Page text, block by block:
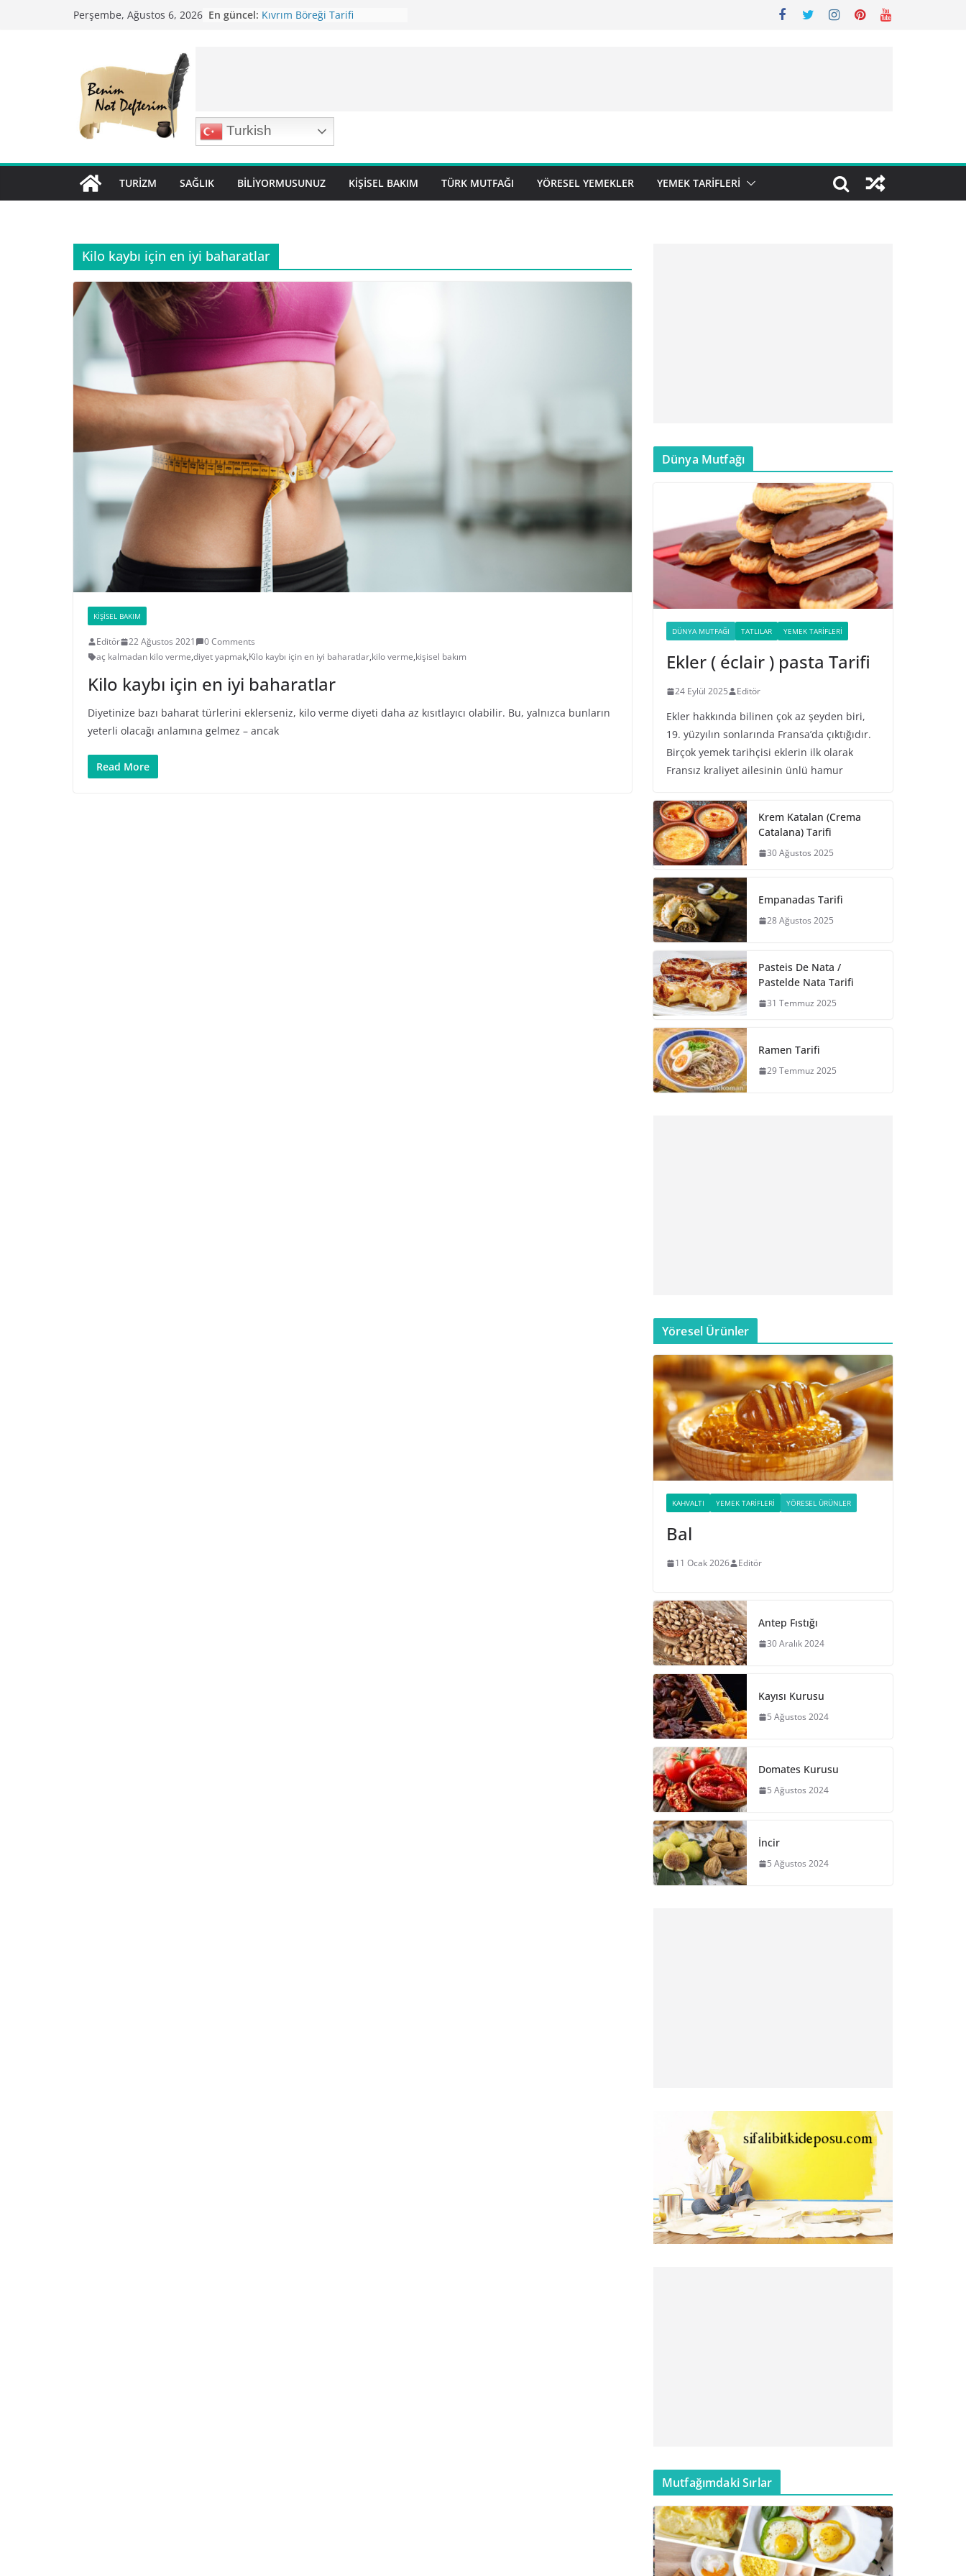
Perşembe, Ağustos 6, 2026 En güncel: Kıvrım Böreği Tarifi
Turkish
TURIZM SAĞLIK BILIYORMUSUNUZ KIŞISEL BAKIM TÜRK MUTFAĞI YÖRESEL YEMEKLER YEMEK TARIFLERI
Kilo kaybı için en iyi baharatlar
KIŞISEL BAKIM
Editör 22 Ağustos 2021
0 Comments
aç kalmadan kilo verme,diyet yapmak,Kilo kaybı için en iyi baharatlar,kilo verme,kişisel bakım
Kilo kaybı için en iyi baharatlar
Diyetinize bazı baharat türlerini eklerseniz, kilo verme diyeti daha az kısıtlayıcı olabilir. Bu, yalnızca bunların
yeterli olacağı anlamına gelmez – ancak
Read More
Dünya Mutfağı
DÜNYA MUTFAĞI TATLILAR YEMEK TARIFLERI
Ekler ( éclair ) pasta Tarifi
24 Eylül 2025 Editör
Ekler hakkında bilinen çok az şeyden biri,
19. yüzyılın sonlarında Fransa’da çıktığıdır.
Birçok yemek tarihçisi eklerin ilk olarak
Fransız kraliyet ailesinin ünlü hamur
Krem Katalan (Crema
Catalana) Tarifi
30 Ağustos 2025
Empanadas Tarifi
28 Ağustos 2025
Pasteis De Nata /
Pastelde Nata Tarifi
31 Temmuz 2025
Ramen Tarifi
29 Temmuz 2025
Yöresel Ürünler
KAHVALTI YEMEK TARIFLERI YÖRESEL ÜRÜNLER
Bal
11 Ocak 2026 Editör
Antep Fıstığı
30 Aralık 2024
Kayısı Kurusu
5 Ağustos 2024
Domates Kurusu
5 Ağustos 2024
İncir
5 Ağustos 2024
Mutfağımdaki Sırlar